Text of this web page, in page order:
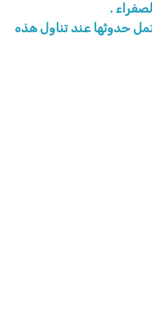
.
حدوثها عند تناول هذه